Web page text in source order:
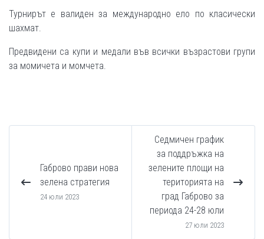
Турнирът е валиден за международно ело по класически
шахмат.
Предвидени са купи и медали във всички възрастови групи
за момичета и момчета.
Габрово прави нова
зелена стратегия
24 юли 2023
Седмичен график
за поддръжка на
зелените площи на
територията на
град Габрово за
периода 24-28 юли
27 юли 2023